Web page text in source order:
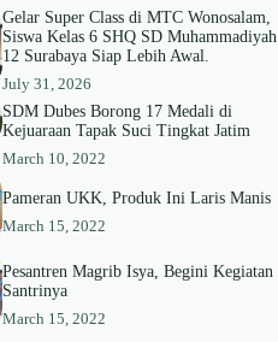
Gelar Super Class di MTC Wonosalam,
Siswa Kelas 6 SHQ SD Muhammadiyah
12 Surabaya Siap Lebih Awal.
July 31, 2026
SDM Dubes Borong 17 Medali di
Kejuaraan Tapak Suci Tingkat Jatim
March 10, 2022
Pameran UKK, Produk Ini Laris Manis
March 15, 2022
Pesantren Magrib Isya, Begini Kegiatan
Santrinya
March 15, 2022